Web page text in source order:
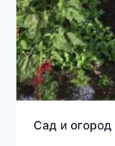
Сад и огород